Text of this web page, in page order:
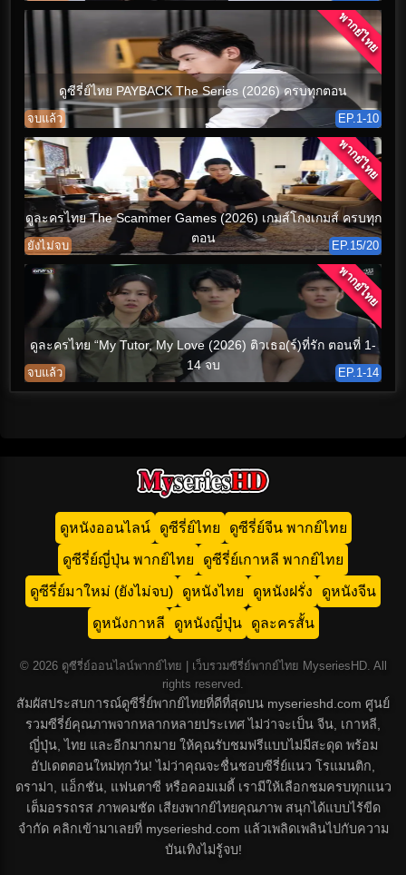
ดูซีรี่ย์ไทย PAYBACK The Series (2026) ครบทุกตอน
จบแล้ว EP.1-10
พากย์ไทย
ดูละครไทย The Scammer Games (2026) เกมส์โกงเกมส์ ครบทุก
ตอน
ยังไม่จบ EP.15/20
พากย์ไทย
ดูละครไทย “My Tutor, My Love (2026) ติวเธอ(ร์)ที่รัก ตอนที่ 1-
14 จบ
จบแล้ว EP.1-14
พากย์ไทย
ดูหนังออนไลน์ ดูซีรี่ย์ไทย ดูซีรี่ย์จีน พากย์ไทย
ดูซีรี่ย์ญี่ปุ่น พากย์ไทย ดูซีรี่ย์เกาหลี พากย์ไทย
ดูซีรี่ย์มาใหม่ (ยังไม่จบ) ดูหนังไทย ดูหนังฝรั่ง ดูหนังจีน
ดูหนังกาหลี ดูหนังญี่ปุ่น ดูละครสั้น
© 2026 ดูซีรี่ย์ออนไลน์พากย์ไทย | เว็บรวมซีรี่ย์พากย์ไทย MyseriesHD. All
rights reserved.
สัมผัสประสบการณ์ดูซีรี่ย์พากย์ไทยที่ดีที่สุดบน myserieshd.com ศูนย์
รวมซีรี่ย์คุณภาพจากหลากหลายประเทศ ไม่ว่าจะเป็น จีน, เกาหลี,
ญี่ปุ่น, ไทย และอีกมากมาย ให้คุณรับชมฟรีแบบไม่มีสะดุด พร้อม
อัปเดตตอนใหม่ทุกวัน! ไม่ว่าคุณจะชื่นชอบซีรี่ย์แนว โรแมนติก,
ดราม่า, แอ็กชัน, แฟนตาซี หรือคอมเมดี้ เรามีให้เลือกชมครบทุกแนว
เต็มอรรถรส ภาพคมชัด เสียงพากย์ไทยคุณภาพ สนุกได้แบบไร้ขีด
จำกัด คลิกเข้ามาเลยที่ myserieshd.com แล้วเพลิดเพลินไปกับความ
บันเทิงไม่รู้จบ!